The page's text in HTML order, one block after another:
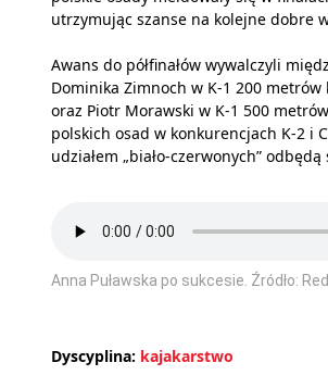
utrzymując szanse na kolejne dobre
Awans do półfinałów wywalczyli
Dominika Zimnoch w K-1 200 metrów
oraz Piotr Morawski w K-1 500
polskich osad w konkurencjach K-2 i
udziałem „biało-czerwonych”
Anna Puławska po sukcesie. Źródło:
Dyscyplina: kajakarstwo